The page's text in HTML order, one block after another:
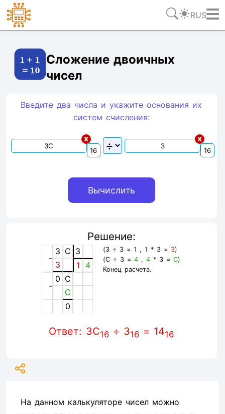
RUS
Сложение двоичных
чисел
Введите два числа и укажите основания их
систем счиcления:
x x
Решение:
-
3 C 3
3
1 4
-
0 C
C
0
(3 ÷ 3 = 1 , 1 * 3 = 3)
(C ÷ 3 = 4, 4* 3 = C)
Конец расчета.
Ответ: 3C16 ÷ 316 = 1416
На данном калькуляторе чисел можно